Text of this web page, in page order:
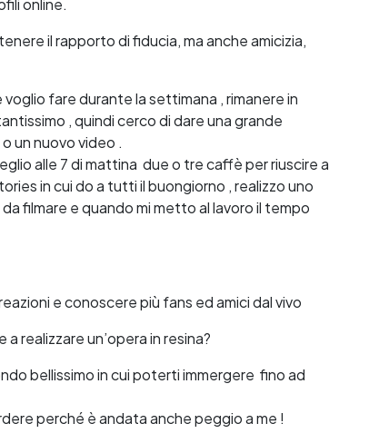
online.
il rapporto di fiducia, ma anche amicizia,
fare durante la settimana , rimanere in
, quindi cerco di dare una grande
un nuovo video .
alle 7 di mattina due o tre caffè per riuscire a
in cui do a tutti il buongiorno , realizzo uno
filmare e quando mi metto al lavoro il tempo
e conoscere più fans ed amici dal vivo
realizzare un’opera in resina?
bellissimo in cui poterti immergere fino ad
perché è andata anche peggio a me !